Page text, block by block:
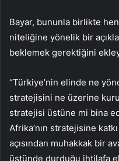
Bayar, bununla birlikte
niteliğine yönelik bir
beklemek gerektiğini
“Türkiye’nin elinde ne
stratejisini ne üzerine
stratejisi üstüne mi bina
Afrika’nın stratejisine
açısından muhakkak bir
üstünde durduğu ihtilafa